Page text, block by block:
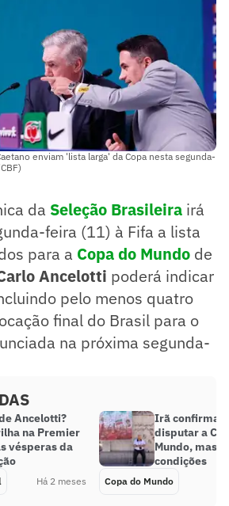
enviam 'lista larga' da Copa nesta segunda-
da Seleção Brasileira irá
feira (11) à Fifa a lista
para a Copa do Mundo de
Ancelotti poderá indicar
pelo menos quatro
final do Brasil para o
na próxima segunda-
Ancelotti?
na Premier
vésperas da
Há 2 meses
Irã confirma
disputar a
Mundo, mas
condições
Copa do Mundo